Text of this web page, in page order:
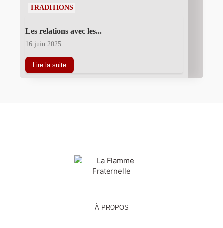
TRADITIONS
Les relations avec les...
16 juin 2025
Lire la suite
À PROPOS